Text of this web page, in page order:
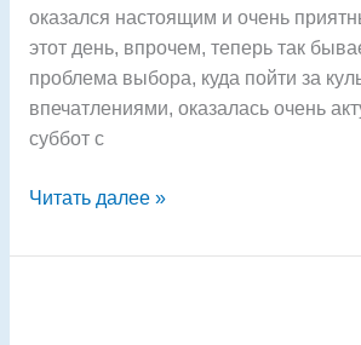
оказался настоящим и очень
этот день, впрочем, теперь так
проблема выбора, куда пойти за
впечатлениями, оказалась очень
суббот с
Читать далее »